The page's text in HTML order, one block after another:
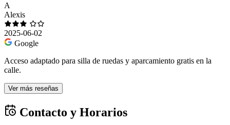
A
Alexis
2025-06-02
Google
Acceso adaptado para silla de ruedas y aparcamiento gratis en la
calle.
Ver más reseñas
Contacto y Horarios